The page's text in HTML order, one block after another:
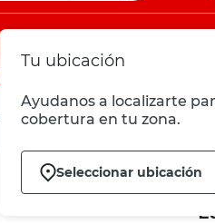
Tu ubicación
Ayudanos a localizarte
cobertura en tu zona.
Seleccionar ubicación